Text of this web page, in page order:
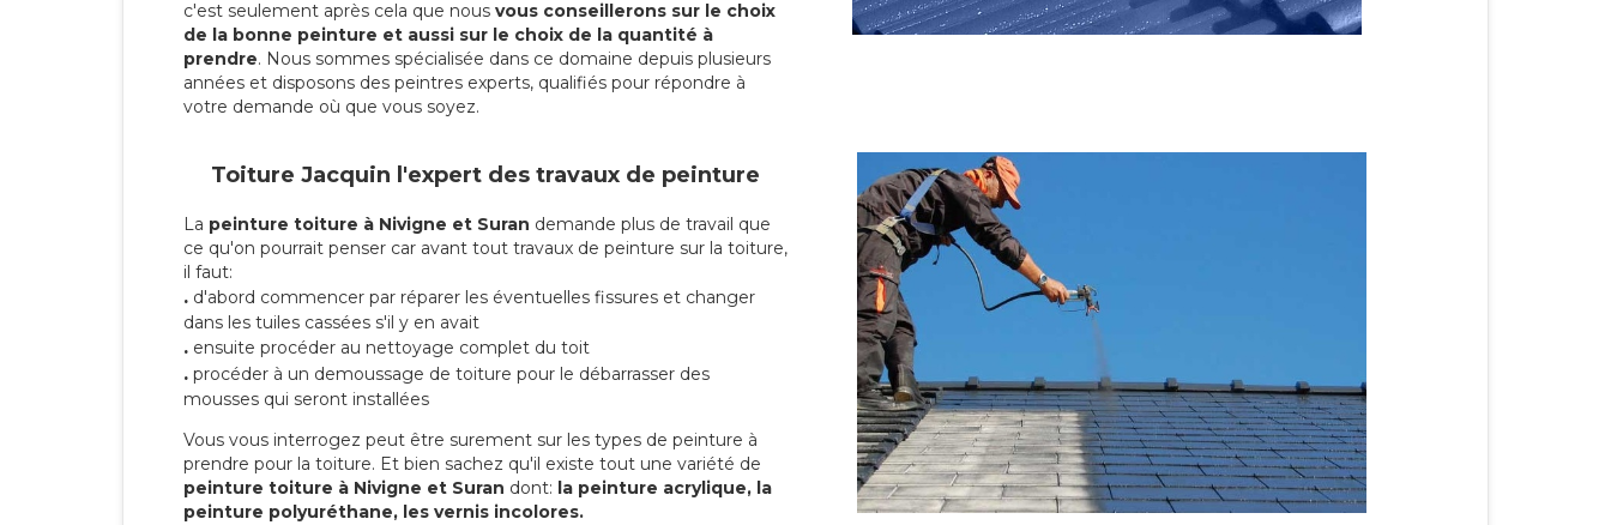
c'est seulement après cela que nous vous conseillerons sur le choix
de la bonne peinture et aussi sur le choix de la quantité à
prendre. Nous sommes spécialisée dans ce domaine depuis plusieurs
années et disposons des peintres experts, qualifiés pour répondre à
votre demande où que vous soyez.
Toiture Jacquin l'expert des travaux de peinture
La peinture toiture à Nivigne et Suran demande plus de travail que
ce qu'on pourrait penser car avant tout travaux de peinture sur la toiture,
il faut:
. d'abord commencer par réparer les éventuelles fissures et changer
dans les tuiles cassées s'il y en avait
. ensuite procéder au nettoyage complet du toit
. procéder à un demoussage de toiture pour le débarrasser des
mousses qui seront installées
Vous vous interrogez peut être surement sur les types de peinture à
prendre pour la toiture. Et bien sachez qu'il existe tout une variété de
peinture toiture à Nivigne et Suran dont: la peinture acrylique, la
peinture polyuréthane, les vernis incolores.